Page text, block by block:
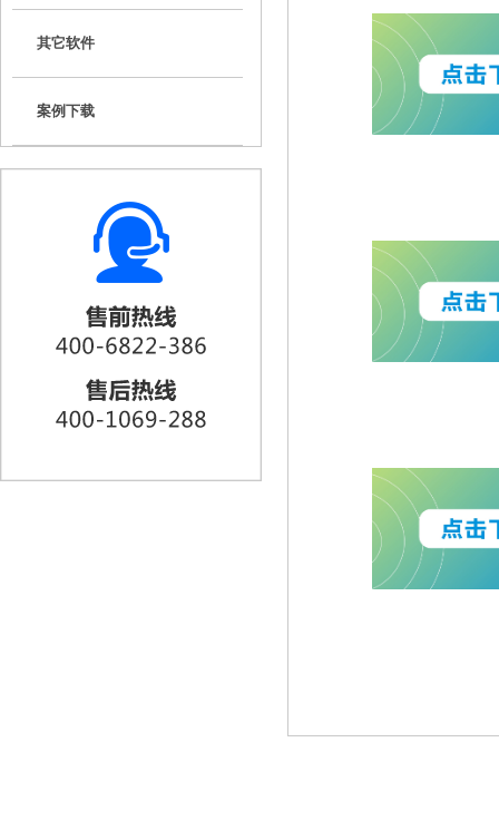
其它软件
案例下载